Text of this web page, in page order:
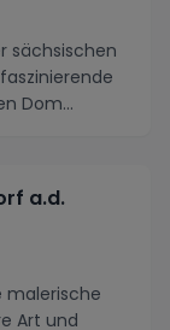
sächsischen
Dom...
a.d.
malerische
Art und